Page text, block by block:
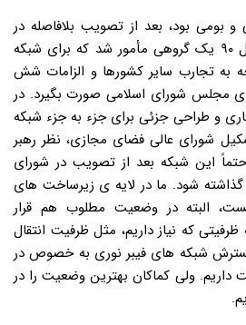
بومی بود، بعد از تصویب بلافاصله در
همان سال ۸۹ و اوایل سال ۹۰ یک گروهی مأمور شد که برای شبکه
به تجارب سایر کشورها و الزامات شش
مجلس شورای اسلامی صورت بگیرد. در
و طراحی جزئی برای جزء به جزء شبکه
شورای عالی فضای مجازی، نظر رهبر
این شبکه بعد از تصویب در شورای
شود. ما در لایه ی زیرساخت های
البته در وضعیت مطلوب هم قرار
که نیاز داریم، مثل ظرفیت انتقال
گسترش شبکه های فیبر نوری به خصوص در
ولی کماکان بهترین وضعیت را در